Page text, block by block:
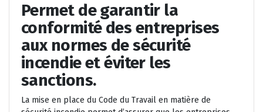
Permet de garantir la
conformité des entreprises
aux normes de sécurité
incendie et éviter les
sanctions.
La mise en place du Code du Travail en matière de